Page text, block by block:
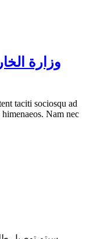
وزارة
taciti sociosqu ad
Nam nec